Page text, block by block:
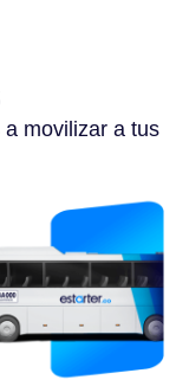
movilizar a tus